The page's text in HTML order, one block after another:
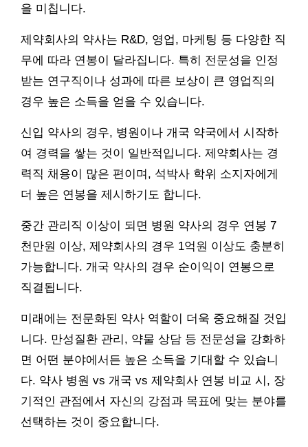
을 미칩니다.
제약회사의 약사는 R&D, 영업, 마케팅 등 다양한 직
무에 따라 연봉이 달라집니다. 특히 전문성을 인정
받는 연구직이나 성과에 따른 보상이 큰 영업직의
경우 높은 소득을 얻을 수 있습니다.
신입 약사의 경우, 병원이나 개국 약국에서 시작하
여 경력을 쌓는 것이 일반적입니다. 제약회사는 경
력직 채용이 많은 편이며, 석박사 학위 소지자에게
더 높은 연봉을 제시하기도 합니다.
중간 관리직 이상이 되면 병원 약사의 경우 연봉 7
천만원 이상, 제약회사의 경우 1억원 이상도 충분히
가능합니다. 개국 약사의 경우 순이익이 연봉으로
직결됩니다.
미래에는 전문화된 약사 역할이 더욱 중요해질 것입
니다. 만성질환 관리, 약물 상담 등 전문성을 강화하
면 어떤 분야에서든 높은 소득을 기대할 수 있습니
다. 약사 병원 vs 개국 vs 제약회사 연봉 비교 시, 장
기적인 관점에서 자신의 강점과 목표에 맞는 분야를
선택하는 것이 중요합니다.